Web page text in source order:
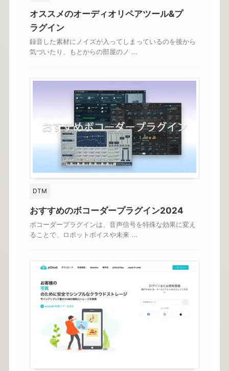
オススメのオーディオリペアツール&プ
ラグイン
録音した素材にノイズが入ってしまっているのを後から
気づいたり、もとからの部屋のノ ...
DTM
おすすめのボコーダープラグイン2024
ボコーダープラグインは、音声信号を特殊な効果に変え
ることで、ロボットボイスや未来 ...